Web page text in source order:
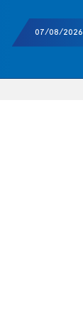
07/08/2026